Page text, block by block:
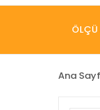
ÖLÇÜ
Ana